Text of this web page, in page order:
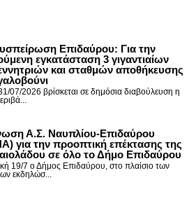
Επιδαύρου: Για την
εγκατάσταση 3 γιγαντιαίων
και σταθμών αποθήκευσης
07/2026 βρίσκεται σε δημόσια διαβούλευση η
Α.Σ. Ναυπλίου-Επιδαύρου
για την προοπτική επέκτασης της
σε όλο το Δήμο Επιδαύρου
19/7 ο Δήμος Επιδαύρου, στο πλαίσιο των
εκδηλώσ...